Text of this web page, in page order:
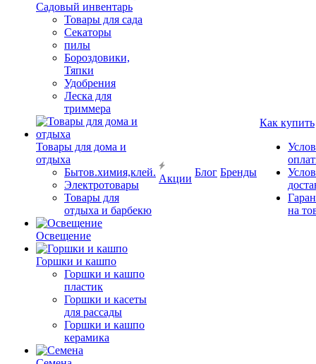
Садовый инвентарь
Товары для сада
Секаторы
пилы
Бороздовики,
Тяпки
Удобрения
Леска для
триммера
Товары для дома и
отдыха
Бытов.химия,клей.
Электротовары
Товары для
отдыха и барбекю
Освещение
Горшки и кашпо
Горшки и кашпо
пластик
Горшки и касеты
для рассады
Горшки и кашпо
керамика
Акции
Блог Бренды
Как купить
на